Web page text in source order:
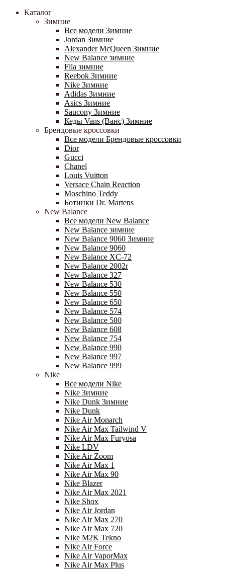
Каталог
Зимние
Все модели Зимние
Jordan Зимние
Alexander McQueen Зимние
New Balance зимние
Fila зимние
Reebok Зимние
Nike Зимние
Adidas Зимние
Asics Зимние
Saucony Зимние
Кеды Vans (Ванс) Зимние
Брендовые кроссовки
Все модели Брендовые кроссовки
Dior
Gucci
Chanel
Louis Vuitton
Versace Chain Reaction
Moschino Teddy
Ботинки Dr. Martens
New Balance
Все модели New Balance
New Balance зимние
New Balance 9060 Зимние
New Balance 9060
New Balance XC-72
New Balance 2002r
New Balance 327
New Balance 530
New Balance 550
New Balance 650
New Balance 574
New Balance 580
New Balance 608
New Balance 754
New Balance 990
New Balance 997
New Balance 999
Nike
Все модели Nike
Nike Зимние
Nike Dunk Зимние
Nike Dunk
Nike Air Monarch
Nike Air Max Tailwind V
Nike Air Max Furyosa
Nike LDV
Nike Air Zoom
Nike Air Max 1
Nike Air Max 90
Nike Blazer
Nike Air Max 2021
Nike Shox
Nike Air Jordan
Nike Air Max 270
Nike Air Max 720
Nike M2K Tekno
Nike Air Force
Nike Air VaporMax
Nike Air Max Plus